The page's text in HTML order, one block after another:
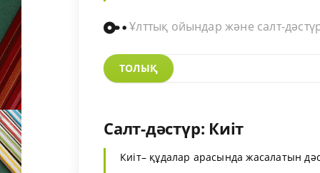
Ұлттық ойындар және салт-
ТОЛЫҚ
Салт-дәстүр: Киіт
Киіт– құдалар арасында жасалатын